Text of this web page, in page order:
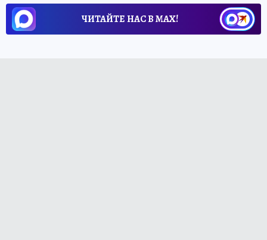
ЧИТАЙТЕ НАС В МАХ!